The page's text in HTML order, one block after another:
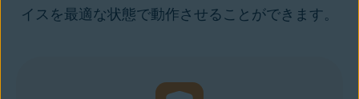
イスを最適な状態で動作させることができます。